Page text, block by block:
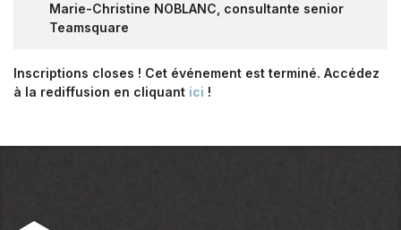
Marie-Christine NOBLANC, consultante senior
Teamsquare
Inscriptions closes ! Cet événement est terminé. Accédez
à la rediffusion en cliquant ici !